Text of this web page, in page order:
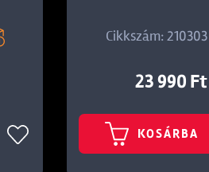
Cikkszám: 210303
23 990 Ft
KOSÁRBA